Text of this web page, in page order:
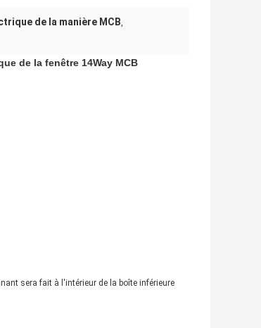
de la manière MCB,
de la fenêtre 14Way MCB
sera fait à l'intérieur de la boîte inférieure